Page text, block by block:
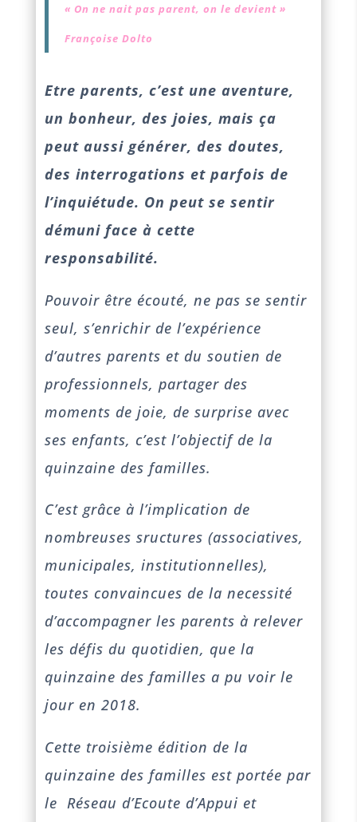
« On ne nait pas parent, on le devient »
Françoise Dolto
Etre parents, c’est une aventure,
un bonheur, des joies, mais ça
peut aussi générer, des doutes,
des interrogations et parfois de
l’inquiétude. On peut se sentir
démuni face à cette
responsabilité.
Pouvoir être écouté, ne pas se sentir
seul, s’enrichir de l’expérience
d’autres parents et du soutien de
professionnels, partager des
moments de joie, de surprise avec
ses enfants, c’est l’objectif de la
quinzaine des familles.
C’est grâce à l’implication de
nombreuses sructures (associatives,
municipales, institutionnelles),
toutes convaincues de la necessité
d’accompagner les parents à relever
les défis du quotidien, que la
quinzaine des familles a pu voir le
jour en 2018.
Cette troisième édition de la
quinzaine des familles est portée par
le Réseau d’Ecoute d’Appui et